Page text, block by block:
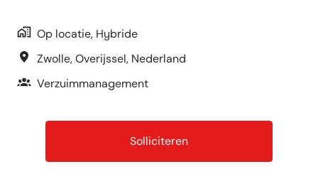
Op locatie, Hybride
Zwolle,Overijssel, Nederland
Verzuimmanagement
Solliciteren